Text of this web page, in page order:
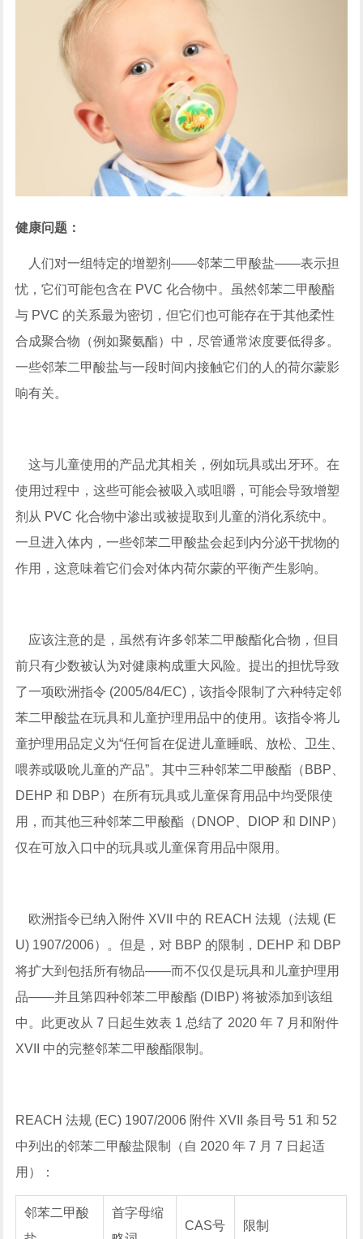
健康问题：
人们对一组特定的增塑剂——邻苯二甲酸盐——表示担
忧，它们可能包含在 PVC 化合物中。虽然邻苯二甲酸酯
与 PVC 的关系最为密切，但它们也可能存在于其他柔性
合成聚合物（例如聚氨酯）中，尽管通常浓度要低得多。
一些邻苯二甲酸盐与一段时间内接触它们的人的荷尔蒙影
响有关。
这与儿童使用的产品尤其相关，例如玩具或出牙环。在
使用过程中，这些可能会被吸入或咀嚼，可能会导致增塑
剂从 PVC 化合物中渗出或被提取到儿童的消化系统中。
一旦进入体内，一些邻苯二甲酸盐会起到内分泌干扰物的
作用，这意味着它们会对体内荷尔蒙的平衡产生影响。
应该注意的是，虽然有许多邻苯二甲酸酯化合物，但目
前只有少数被认为对健康构成重大风险。提出的担忧导致
了一项欧洲指令 (2005/84/EC)，该指令限制了六种特定邻
苯二甲酸盐在玩具和儿童护理用品中的使用。该指令将儿
童护理用品定义为“任何旨在促进儿童睡眠、放松、卫生、
喂养或吸吮儿童的产品”。其中三种邻苯二甲酸酯（BBP、
DEHP 和 DBP）在所有玩具或儿童保育用品中均受限使
用，而其他三种邻苯二甲酸酯（DNOP、DIOP 和 DINP）
仅在可放入口中的玩具或儿童保育用品中限用。
欧洲指令已纳入附件 XVII 中的 REACH 法规（法规 (E
U) 1907/2006）。但是，对 BBP 的限制，DEHP 和 DBP
将扩大到包括所有物品——而不仅仅是玩具和儿童护理用
品——并且第四种邻苯二甲酸酯 (DIBP) 将被添加到该组
中。此更改从 7 日起生效表 1 总结了 2020 年 7 月和附件
XVII 中的完整邻苯二甲酸酯限制。
REACH 法规 (EC) 1907/2006 附件 XVII 条目号 51 和 52
中列出的邻苯二甲酸盐限制（自 2020 年 7 月 7 日起适
用）：
邻苯二甲酸
首字母缩
CAS号 限制